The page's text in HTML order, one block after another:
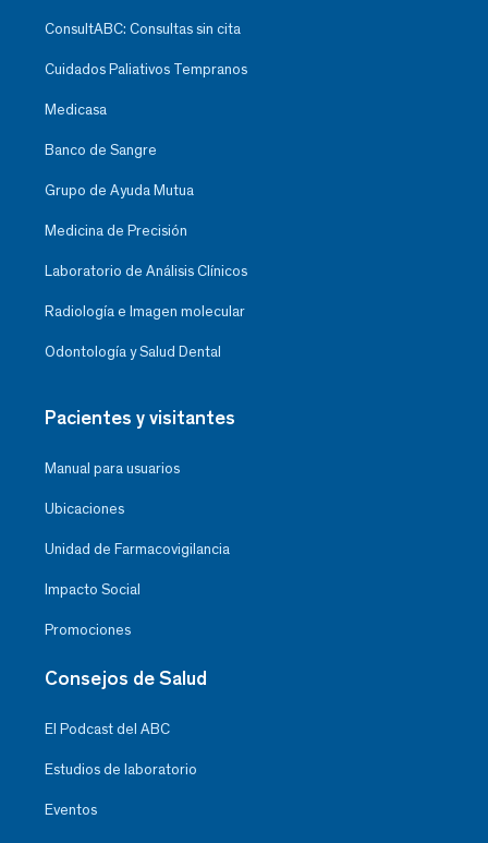
ConsultABC: Consultas sin cita
Cuidados Paliativos Tempranos
Medicasa
Banco de Sangre
Grupo de Ayuda Mutua
Medicina de Precisión
Laboratorio de Análisis Clínicos
Radiología e Imagen molecular
Odontología y Salud Dental
Pacientes y visitantes
Manual para usuarios
Ubicaciones
Unidad de Farmacovigilancia
Impacto Social
Promociones
Consejos de Salud
El Podcast del ABC
Estudios de laboratorio
Eventos